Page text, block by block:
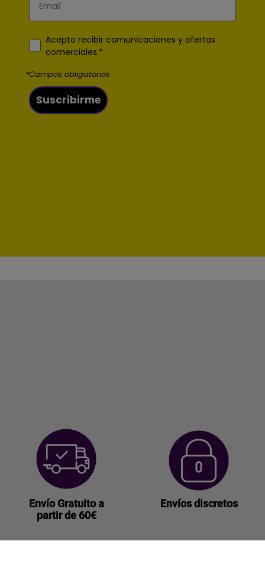
Acepto recibir comunicaciones y ofertas
comerciales.*
*Campos obligatorios
Suscribirme
Envío Gratuito a
partir de 60€
Envíos discretos